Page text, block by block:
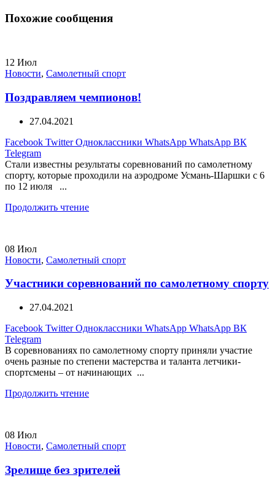
Похожие сообщения
12 Июл
Новости, Самолетный спорт
Поздравляем чемпионов!
27.04.2021
Facebook Twitter Одноклассники WhatsApp WhatsApp ВК
Telegram
Стали известны результаты соревнований по самолетному
спорту, которые проходили на аэродроме Усмань-Шаршки с 6
по 12 июля ...
Продолжить чтение
08 Июл
Новости, Самолетный спорт
Участники соревнований по самолетному спорту
27.04.2021
Facebook Twitter Одноклассники WhatsApp WhatsApp ВК
Telegram
В соревнованиях по самолетному спорту приняли участие
очень разные по степени мастерства и таланта летчики-
спортсмены – от начинающих ...
Продолжить чтение
08 Июл
Новости, Самолетный спорт
Зрелище без зрителей